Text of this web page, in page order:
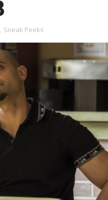
, Sneak Peeks